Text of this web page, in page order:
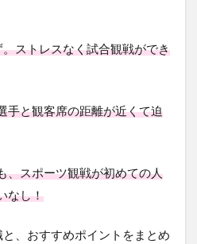
ストレスなく試合観戦ができ
手と観客席の距離が近くて迫
、スポーツ観戦が初めての人
なし！
、おすすめポイントをまとめ